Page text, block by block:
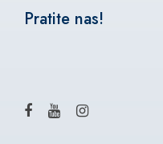
Pratite nas!